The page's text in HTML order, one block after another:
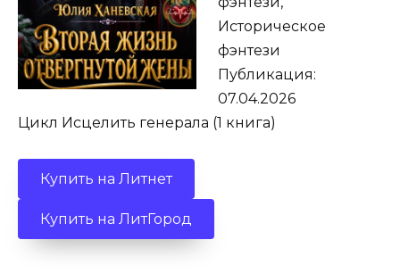
Историческое
фэнтези
Публикация:
07.04.2026
Цикл Исцелить генерала (1 книга)
Купить на Литнет
Купить на ЛитГород